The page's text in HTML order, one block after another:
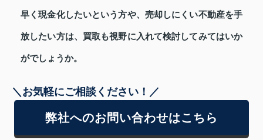
早く現金化したいという方や、売却しにくい不動産を手
放したい方は、買取も視野に入れて検討してみてはいか
がでしょうか。
＼お気軽にご相談ください！／
弊社へのお問い合わせはこちら